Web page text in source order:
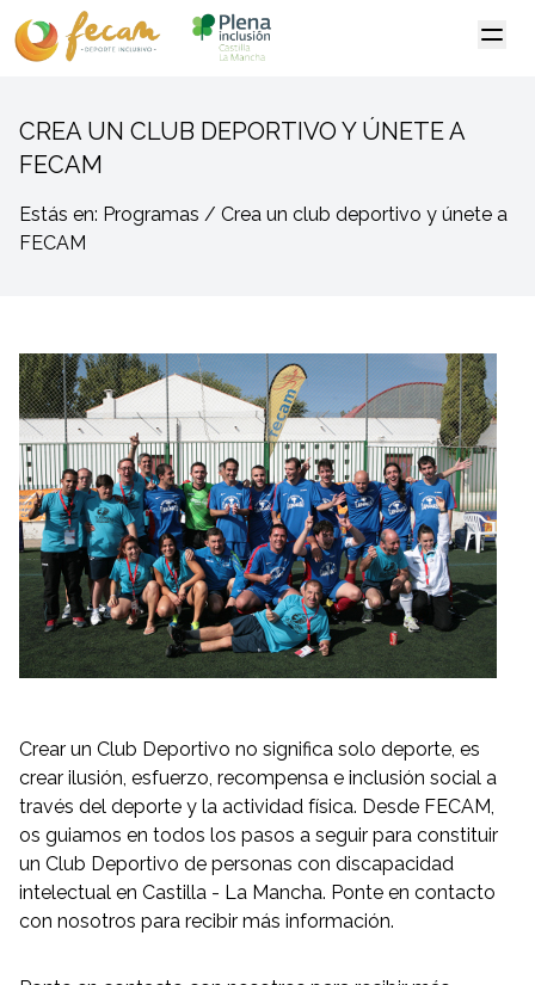
CREA UN CLUB DEPORTIVO Y ÚNETE A
FECAM
Estás en: Programas / Crea un club deportivo y únete a
FECAM
Crear un Club Deportivo no significa solo deporte, es
crear ilusión, esfuerzo, recompensa e inclusión social a
través del deporte y la actividad física. Desde FECAM,
os guiamos en todos los pasos a seguir para constituir
un Club Deportivo de personas con discapacidad
intelectual en Castilla - La Mancha. Ponte en contacto
con nosotros para recibir más información.